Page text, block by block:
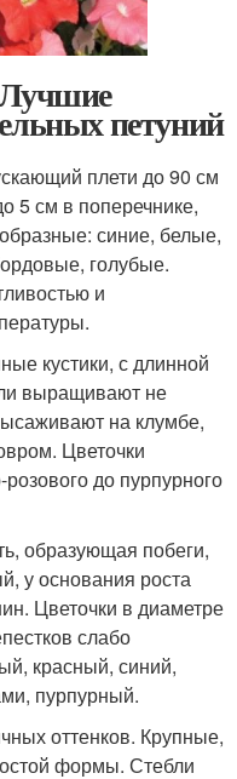
петуний
плети до 90 см
5 см в поперечнике,
синие, белые,
голубые.
и
кустики, с длинной
выращивают не
на клумбе,
Цветочки
до пурпурного
образующая побеги,
у основания роста
Цветочки в диаметре
слабо
красный, синий,
пурпурный.
оттенков. Крупные,
формы. Стебли